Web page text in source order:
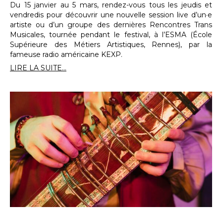
Du 15 janvier au 5 mars, rendez-vous tous les jeudis et
vendredis pour découvrir une nouvelle session live d’un·e
artiste ou d’un groupe des dernières Rencontres Trans
Musicales, tournée pendant le festival, à l’ESMA (École
Supérieure des Métiers Artistiques, Rennes), par la
fameuse radio américaine KEXP.
LIRE LA SUITE...